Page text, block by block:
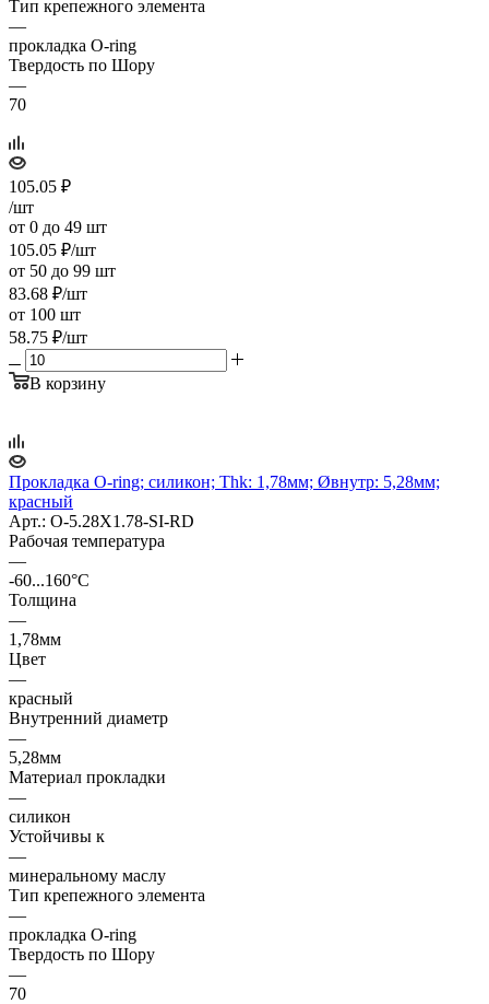
Тип крепежного элемента
—
прокладка O-ring
Твердость по Шору
—
70
105.05 ₽
/шт
от 0 до 49 шт
105.05 ₽/шт
от 50 до 99 шт
83.68 ₽/шт
от 100 шт
58.75 ₽/шт
В корзину
Прокладка O-ring; силикон; Thk: 1,78мм; Øвнутр: 5,28мм;
красный
Арт.: O-5.28X1.78-SI-RD
Рабочая температура
—
-60...160°C
Толщина
—
1,78мм
Цвет
—
красный
Внутренний диаметр
—
5,28мм
Материал прокладки
—
силикон
Устойчивы к
—
минеральному маслу
Тип крепежного элемента
—
прокладка O-ring
Твердость по Шору
—
70